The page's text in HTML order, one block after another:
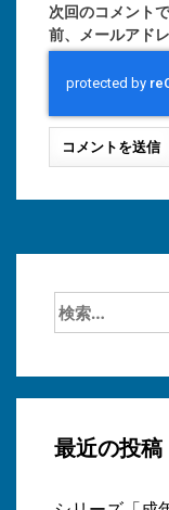
次回のコメント
前、メールアド
索:
最近の投稿